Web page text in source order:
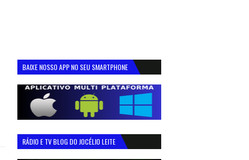
BAIXE NOSSO APP NO SEU SMARTPHONE
RÁDIO E TV BLOG DO JOCÉLIO LEITE